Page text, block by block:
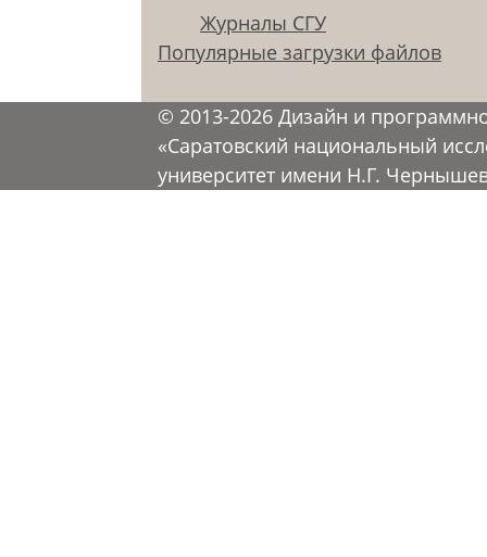
Журналы СГУ
Популярные загрузки файлов
© 2013-2026 Дизайн и
«Саратовский национальный
университет имени Н.Г.